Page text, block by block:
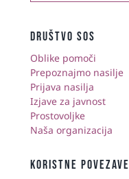
društvo sos
Oblike pomoči
Prepoznajmo nasilje
Prijava nasilja
Izjave za javnost
Prostovoljke
Naša organizacija
KORISTNE POVEZAVE